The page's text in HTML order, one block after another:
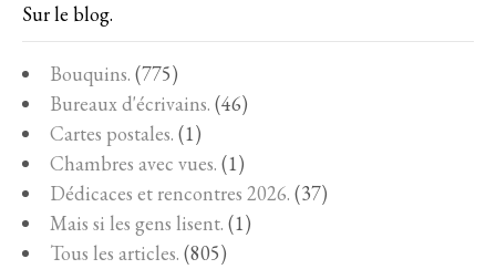
Sur le blog.
Bouquins. (775)
Bureaux d'écrivains. (46)
Cartes postales. (1)
Chambres avec vues. (1)
Dédicaces et rencontres 2026. (37)
Mais si les gens lisent. (1)
Tous les articles. (805)